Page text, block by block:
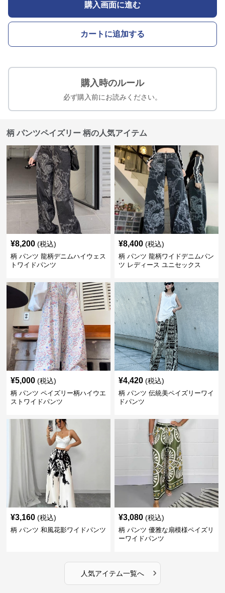
購入画面に進む
カートに追加する
購入時のルール
必ず購入前にお読みください。
柄 パンツペイズリー 柄の人気アイテム
¥8,200 (税込)
柄 パンツ 龍柄デニムハイウェス
トワイドパンツ
¥8,400 (税込)
柄 パンツ 龍柄ワイドデニムパン
ツ レディース ユニセックス
¥5,000 (税込)
柄 パンツ ペイズリー柄ハイウエ
ストワイドパンツ
¥4,420 (税込)
柄 パンツ 伝統美ペイズリーワイ
ドパンツ
¥3,160 (税込)
柄 パンツ 和風花影ワイドパンツ
¥3,080 (税込)
柄 パンツ 優雅な扇模様ペイズリ
ーワイドパンツ
人気アイテム一覧へ ›